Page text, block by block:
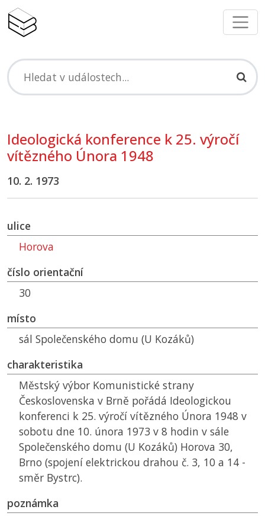
Ideologická konference k 25. výročí
vítězného Února 1948
10. 2. 1973
ulice
Horova
číslo orientační
30
místo
sál Společenského domu (U Kozáků)
charakteristika
Městský výbor Komunistické strany
Československa v Brně pořádá Ideologickou
konferenci k 25. výročí vítězného Února 1948 v
sobotu dne 10. února 1973 v 8 hodin v sále
Společenského domu (U Kozáků) Horova 30,
Brno (spojení elektrickou drahou č. 3, 10 a 14 -
směr Bystrc).
poznámka